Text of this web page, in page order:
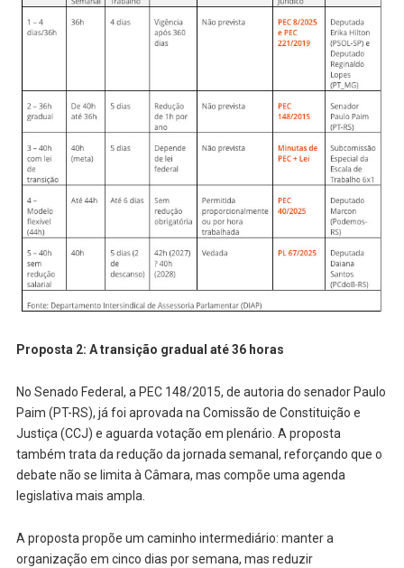
Proposta 2: A transição gradual até 36 horas
No Senado Federal, a PEC 148/2015, de autoria do senador Paulo
Paim (PT-RS), já foi aprovada na Comissão de Constituição e
Justiça (CCJ) e aguarda votação em plenário. A proposta
também trata da redução da jornada semanal, reforçando que o
debate não se limita à Câmara, mas compõe uma agenda
legislativa mais ampla.
A proposta propõe um caminho intermediário: manter a
organização em cinco dias por semana, mas reduzir